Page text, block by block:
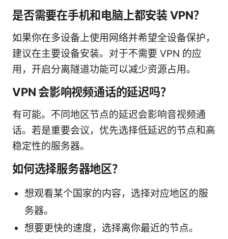
是否需要在手机和电脑上都安装 VPN？
如果你在多设备上使用网络并希望全设备保护，
建议在主要设备安装。对于不需要 VPN 的应
用，开启分离隧道功能可以减少资源占用。
VPN 会影响视频通话的延迟吗？
有可能。不同地区节点的延迟会影响音视频通
话。若是重要会议，优先选择低延迟的节点和高
稳定性的服务器。
如何选择服务器地区？
想观看某个国家的内容，选择对应地区的服
务器。
想要更快的速度，选择离你最近的节点。